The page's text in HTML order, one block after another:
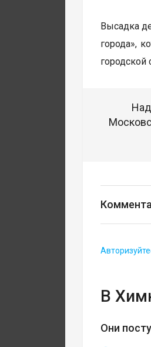
Высадка
города»,
городской
В
Они